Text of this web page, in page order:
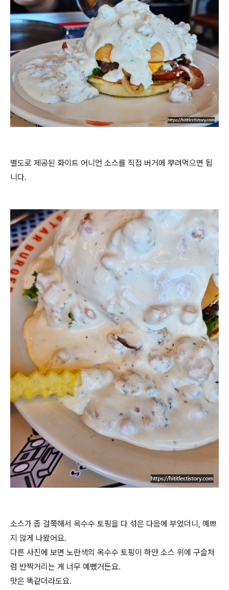
별도로 제공된 화이트 어니언 소스를 직접 버거에 뿌려먹으면 됩
니다.
소스가 좀 걸쭉해서 옥수수 토핑을 다 섞은 다음에 부었더니, 예쁘
지 않게 나왔어요.
다른 사진에 보면 노란색의 옥수수 토핑이 하얀 소스 위에 구슬처
럼 반짝거리는 게 너무 예뻤거든요.
맛은 똑같더라도요.